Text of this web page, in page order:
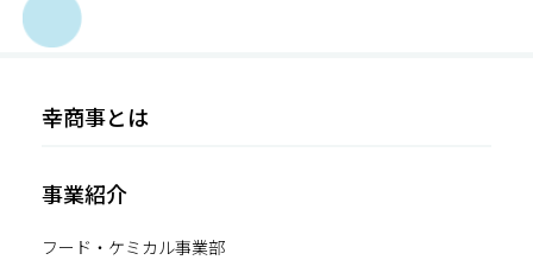
幸商事とは
事業紹介
フード・ケミカル事業部